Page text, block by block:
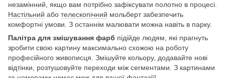
незамінний, якщо вам потрібно зафіксувати полотно в процесі.
Настільний або телескопічний мольберт забезпечить
комфортні умови. З останнім малювати можна навіть в парку.
Палітра для змішування фарб підійде людям, які прагнуть
зробити свою картину максимально схожою на роботу
професійного живописця. Змішуйте кольору, додавайте нові
відтінки, розтушовуйте переходи між сегментами. З картинами